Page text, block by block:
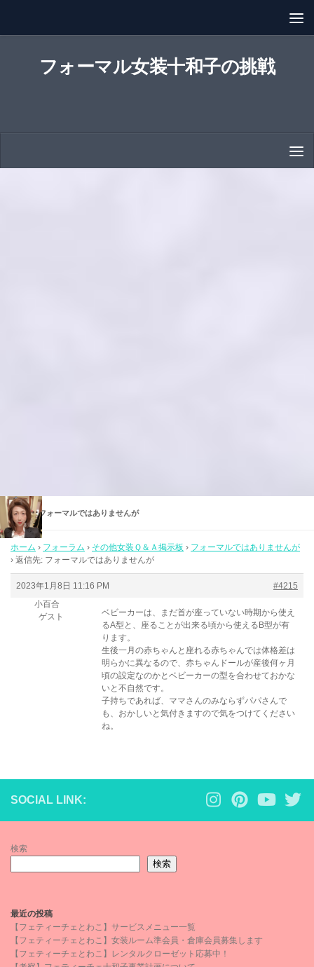
フォーマル女装十和子の挑戦
返信先: フォーマルではありませんが
ホーム › フォーラム › その他女装Ｑ＆Ａ掲示板 › フォーマルではありませんが
› 返信先: フォーマルではありませんが
2023年1月8日 11:16 PM
#4215
小百合
ゲスト
ベビーカーは、まだ首が座っていない時期から使え
るA型と、座ることが出来る頃から使えるB型が有
ります。
生後一月の赤ちゃんと座れる赤ちゃんでは体格差は
明らかに異なるので、赤ちゃんドールが産後何ヶ月
頃の設定なのかとベビーカーの型を合わせておかな
いと不自然です。
子持ちであれば、ママさんのみならずパパさんで
も、おかしいと気付きますので気をつけてください
ね。
SOCIAL LINK:
検索
検索
最近の投稿
【フェティーチェとわこ】サービスメニュー一覧
【フェティーチェとわこ】女装ルーム準会員・倉庫会員募集します
【フェティーチェとわこ】レンタルクローゼット応募中！